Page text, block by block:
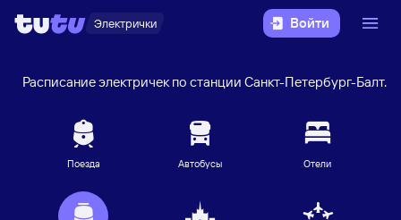
Электрички Войти
Расписание электричек по станции Санкт-Петербург-Балт.
Поезда Автобусы Отели